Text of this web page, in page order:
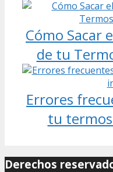
Cómo Sacar
de tu
Errores
tu
Derechos